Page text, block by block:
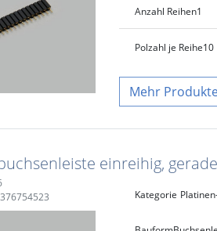
Anzahl Reihen1
Polzahl je Reihe10
einreihig,
Kategorie